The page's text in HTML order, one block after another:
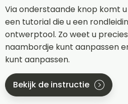
Via onderstaande knop komt
een tutorial die u een
ontwerptool. Zo weet u
naambordje kunt aanpassen
kunt aanpassen.
Bekijk de instructie